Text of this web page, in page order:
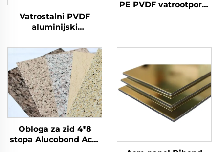
Vatrostalni PVDF
aluminijski
za oblaganje i
dekoraciju zidova
PE PVDF vatrootporni
tradicionalni Acm Acp
vanjski
Obloga za zid 4*8
stopa Alucobond Acm